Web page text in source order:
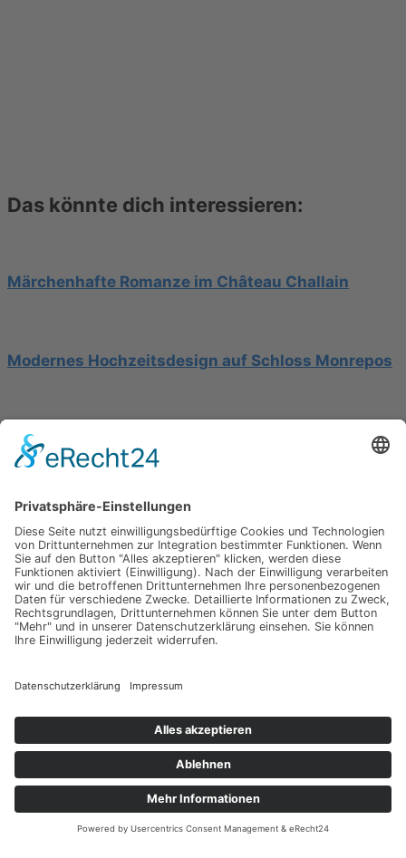
Das könnte dich interessieren:
Märchenhafte Romanze im Château Challain
Modernes Hochzeitsdesign auf Schloss Monrepos
Hochzeit am Gardasee auf einer Segelyacht
Impressum
Werbung
About
Einsendung
AGB
Datenschutzerklärung
About
Datenschutzerklärung